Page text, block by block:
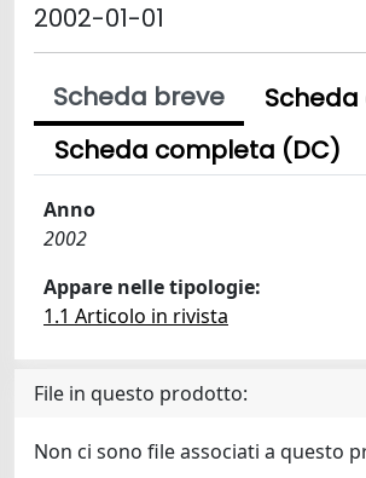
2002-01-01
Scheda breve
Scheda completa (DC)
Anno
2002
Appare nelle tipologie:
1.1 Articolo in rivista
File in questo prodotto:
Non ci sono file associati a questo